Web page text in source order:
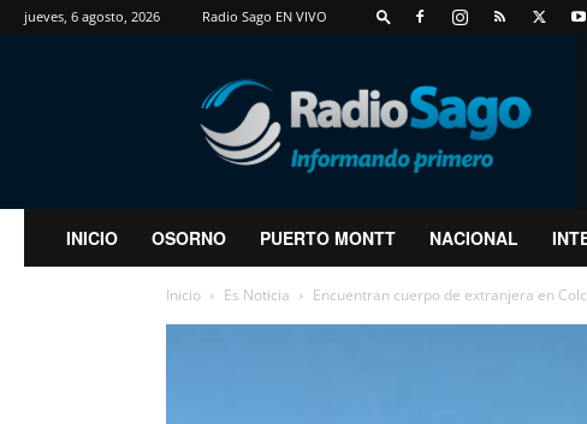
jueves, 6 agosto, 2026 Radio Sago EN VIVO
RadioSago
INICIO OSORNO PUERTO MONTT NACIONAL
Inicio Es Noticia Encuentran cuerpo de extranjera en